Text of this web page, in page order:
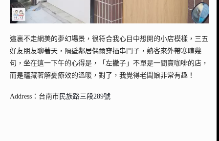
這裏不走網美的夢幻場景，很符合我心目中想開的小店模樣，三五
好友朋友聊著天，隔壁鄰居偶爾穿插串門子，熟客來外帶寒暄幾
句，坐在這一下午的心得是，「左撇子」不單是一間賣咖啡的店，
而是蘊藏著解憂療效的溫暖，對了，我覺得老闆娘非常有趣！
Address：台南市民族路三段289號